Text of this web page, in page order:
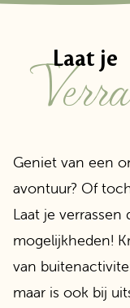
Laat je
Geniet van een
avontuur? Of
Laat je
mogelijkheden!
van
maar is ook bij